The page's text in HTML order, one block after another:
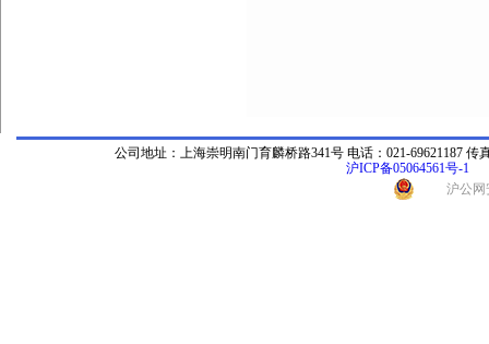
公司地址：上海崇明南门育麟桥路341号 电话：021-69621187 传真
沪ICP备05064561号-1
沪公网